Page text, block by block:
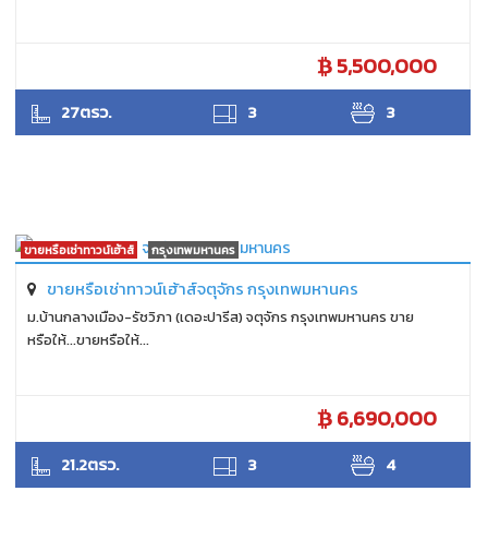
5,500,000
27ตรว. 3 3
SUKHON
ขายหรือเช่าทาวน์เฮ้าส์ กรุงเทพมหานคร
ขายหรือเช่าทาวน์เฮ้าส์จตุจักร กรุงเทพมหานคร
ม.บ้านกลางเมือง-รัชวิภา (เดอะปารีส) จตุจักร กรุงเทพมหานคร ขาย
หรือให้...ขายหรือให้...
6,690,000
21.2ตรว. 3 4
SUKHON